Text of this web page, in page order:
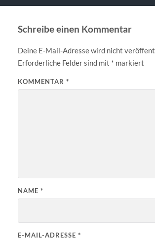
Schreibe einen Kommentar
Deine E-Mail-Adresse wird nicht
Erforderliche Felder sind mit * markiert
KOMMENTAR *
NAME *
E-MAIL-ADRESSE *